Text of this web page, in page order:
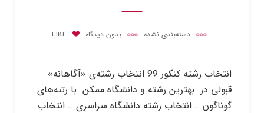
دسته‌بندی نشده بدون دیدگاه LIKE
انتخاب رشته کنکور 99 انتخاب رشته‌ی «آگاهانه»
قبولی در بهترین رشته و دانشگاه ممکن با رتبه‌های
گوناگون … انتخاب رشته دانشگاه سراسری … انتخاب